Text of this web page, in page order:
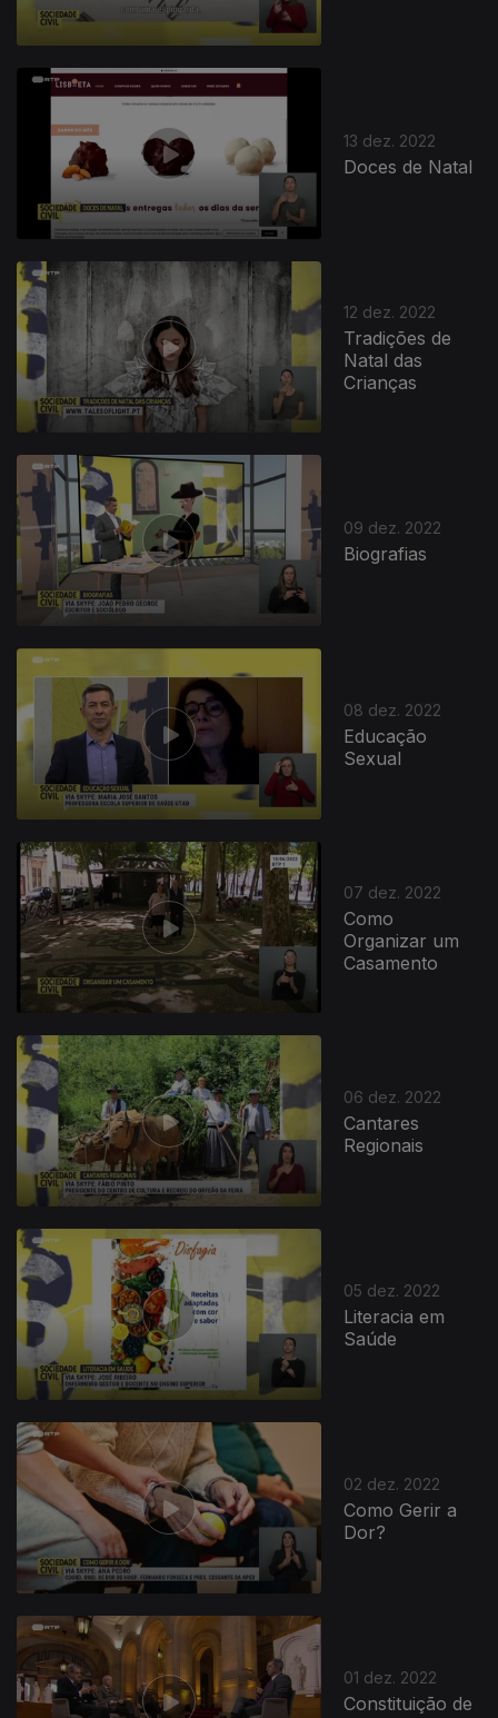
13 dez. 2022
Doces de Natal
12 dez. 2022
Tradições de
Natal das
Crianças
09 dez. 2022
Biografias
08 dez. 2022
Educação
Sexual
07 dez. 2022
Como
Organizar um
Casamento
06 dez. 2022
Cantares
Regionais
05 dez. 2022
Literacia em
Saúde
02 dez. 2022
Como Gerir a
Dor?
01 dez. 2022
Constituição de
656667